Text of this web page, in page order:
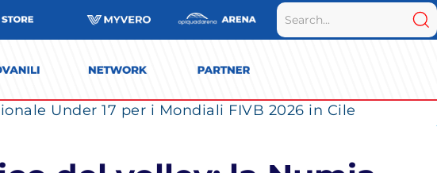
Under 17 per i Mondiali FIVB 2026 in Cile